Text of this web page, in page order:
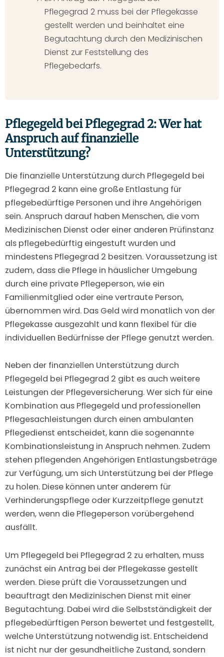
Pflegegrad 2 muss bei der Pflegekasse
gestellt werden und beinhaltet eine
Begutachtung durch den Medizinischen
Dienst zur Feststellung des
Pflegebedarfs.
Pflegegeld bei Pflegegrad 2: Wer hat
Anspruch auf finanzielle
Unterstützung?
Die finanzielle Unterstützung durch Pflegegeld bei
Pflegegrad 2 kann eine große Entlastung für
pflegebedürftige Personen und ihre Angehörigen
sein. Anspruch darauf haben Menschen, die vom
Medizinischen Dienst oder einer anderen Prüfinstanz
als pflegebedürftig eingestuft wurden und
mindestens Pflegegrad 2 besitzen. Voraussetzung ist
zudem, dass die Pflege in häuslicher Umgebung
durch eine private Pflegeperson, wie ein
Familienmitglied oder eine vertraute Person,
übernommen wird. Das Geld wird monatlich von der
Pflegekasse ausgezahlt und kann flexibel für die
individuellen Bedürfnisse der Pflege genutzt werden.
Neben der finanziellen Unterstützung durch
Pflegegeld bei Pflegegrad 2 gibt es auch weitere
Leistungen der Pflegeversicherung. Wer sich für eine
Kombination aus Pflegegeld und professionellen
Pflegesachleistungen durch einen ambulanten
Pflegedienst entscheidet, kann die sogenannte
Kombinationsleistung in Anspruch nehmen. Zudem
stehen pflegenden Angehörigen Entlastungsbeträge
zur Verfügung, um sich Unterstützung bei der Pflege
zu holen. Diese können unter anderem für
Verhinderungspflege oder Kurzzeitpflege genutzt
werden, wenn die Pflegeperson vorübergehend
ausfällt.
Um Pflegegeld bei Pflegegrad 2 zu erhalten, muss
zunächst ein Antrag bei der Pflegekasse gestellt
werden. Diese prüft die Voraussetzungen und
beauftragt den Medizinischen Dienst mit einer
Begutachtung. Dabei wird die Selbstständigkeit der
pflegebedürftigen Person bewertet und festgestellt,
welche Unterstützung notwendig ist. Entscheidend
ist nicht nur der gesundheitliche Zustand, sondern